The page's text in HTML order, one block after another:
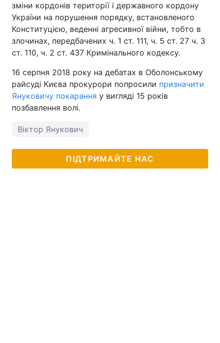
зміни кордонів території і державного кордону
України на порушення порядку, встановленого
Конституцією, веденні агресивної війни, тобто в
злочинах, передбачених ч. 1 ст. 111, ч. 5 ст. 27 ч. 3
ст. 110, ч. 2 ст. 437 Кримінального кодексу.
16 серпня 2018 року на дебатах в Оболонському
райсуді Києва прокурори попросили призначити
Януковичу покарання у вигляді 15 років
позбавлення волі.
Віктор Янукович
ПІДТРИМАЙТЕ НАС